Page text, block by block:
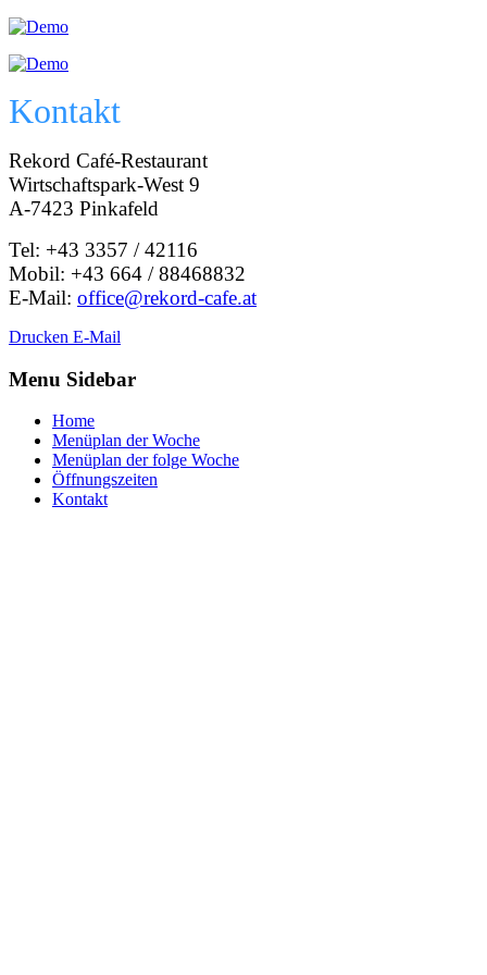
Kontakt
Rekord Café-Restaurant
Wirtschaftspark-West 9
A-7423 Pinkafeld
Tel: +43 3357 / 42116
Mobil: +43 664 / 88468832
E-Mail: office@rekord-cafe.at
Drucken E-Mail
Menu Sidebar
Home
Menüplan der Woche
Menüplan der folge Woche
Öffnungszeiten
Kontakt